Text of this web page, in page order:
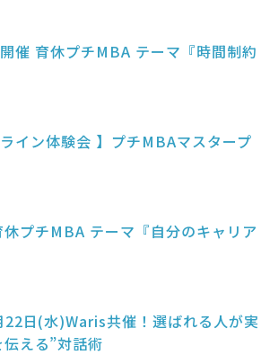
催 育休プチMBA テーマ『時間制約
イン体験会 】プチMBAマスタープ
プチMBA テーマ『自分のキャリア
22日(水)Waris共催！選ばれる人が実
える”対話術